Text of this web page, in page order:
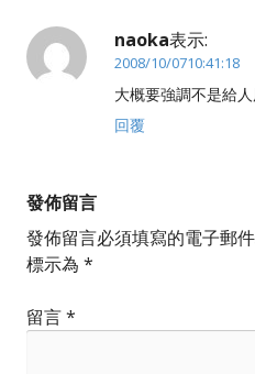
naoka表示:
2008/10/0710:41:18
大概要強調不是給
回覆
發佈留言
發佈留言必須填寫的電子郵件
標示為 *
留言*